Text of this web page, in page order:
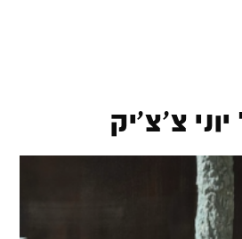
צ'צ'יק